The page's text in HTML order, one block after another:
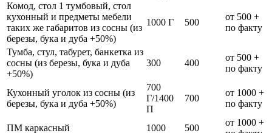
Комод, стол 1 тумбовый, стол
кухонный и предметы мебели
таких же габаритов из сосны (из
березы, бука и дуба +50%)
1000 Г 500
от 500 +
по факту
Тумба, стул, табурет, банкетка из
сосны (из березы, бука и дуба
+50%)
300 400
от 500 +
по факту
Кухонный уголок из сосны (из
березы, бука и дуба +50%)
700
Г/1400
П
700
от 1000 +
по факту
ПМ каркасный 1000 500
от 1000 +